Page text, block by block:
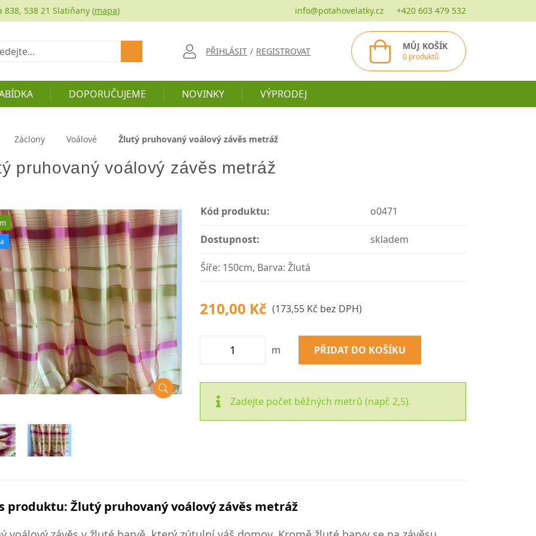
838, 538 21 Slatiňany (mapa) info@potahovelatky.cz +420 603 479 532
PŘIHLÁSIT / REGISTROVAT MŮJ KOŠÍK
0 produktů
DOPORUČUJEME NOVINKY VÝPRODEJ
Záclony Voálové Žlutý pruhovaný voálový závěs metráž
pruhovaný voálový závěs metráž
Kód produktu: o0471
Dostupnost: skladem
Šíře: 150cm, Barva: Žlutá
210,00 Kč (173,55 Kč bez DPH)
m PŘIDAT DO KOŠÍKU
Zadejte počet běžných metrů (např. 2,5).
produktu: Žlutý pruhovaný voálový závěs metráž